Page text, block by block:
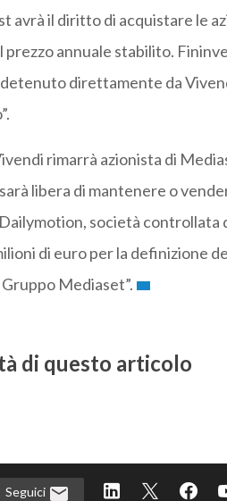
avrà il diritto di acquistare le
prezzo annuale stabilito.
direttamente da
rimarrà azionista di
libera di mantenere o
Dailymotion, società
di euro per la definizione
Mediaset”.
di questo articolo
Seguici